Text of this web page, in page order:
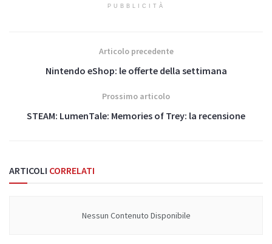
PUBBLICITÀ
Articolo precedente
Nintendo eShop: le offerte della settimana
Prossimo articolo
STEAM: LumenTale: Memories of Trey: la recensione
ARTICOLI CORRELATI
Nessun Contenuto Disponibile